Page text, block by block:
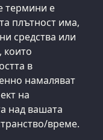
термини е
плътност има,
средства или
които
в
намаляват
на
над вашата
време.